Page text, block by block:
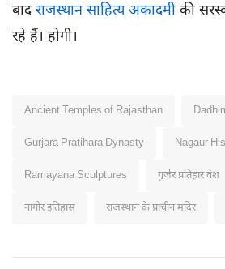
बादराजस्थान साहित्य अकादमी की
रहे हैं। होगी।
Ancient Temples of Rajasthan
Gurjara Pratihara Dynasty Nagaur
Ramayana Sculptures गुर्जर प्रतिहार वंश
नागौर इतिहास राजस्थान के प्राचीन मंदिर